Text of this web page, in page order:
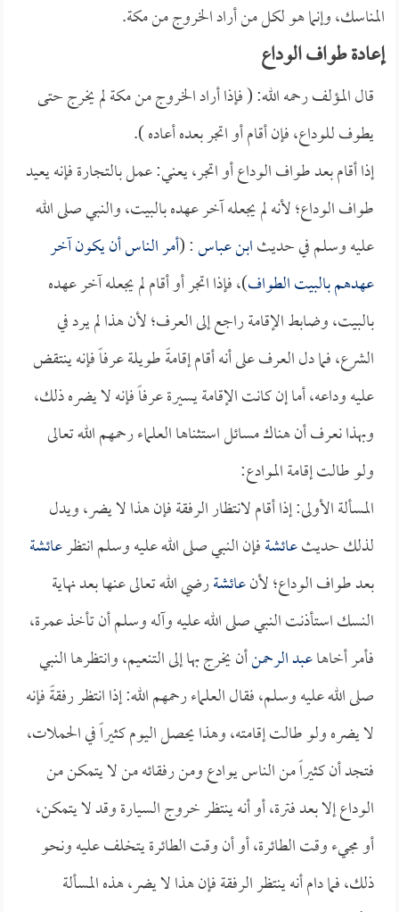
المناسك، وإنما هو لكل من أراد الخروج من مكة.
إعادة طواف الوداع
قال المؤلف رحمه الله: ( فإذا أراد الخروج من مكة لم يخرج حتى
يطوف للوداع، فإن أقام أو اتجر بعده أعاده ).
إذا أقام بعد طواف الوداع أو اتجر، يعني: عمل بالتجارة فإنه يعيد
طواف الوداع؛ لأنه لم يجعله آخر عهده بالبيت، والنبي صلى الله
عليه وسلم في حديثابن عباس: (أمر الناس أن يكون آخر
عهدهم بالبيت الطواف)، فإذا اتجر أو أقام لم يجعله آخر عهده
بالبيت، وضابط الإقامة راجع إلى العرف؛ لأن هذا لم يرد في
الشرع، فما دل العرف على أنه أقام إقامةً طويلة عرفاً فإنه ينتقض
عليه وداعه، أما إن كانت الإقامة يسيرة عرفاً فإنه لا يضره ذلك،
وبهذا نعرف أن هناك مسائل استثناها العلماء رحمهم الله تعالى
ولو طالت إقامة الموادع:
المسألة الأولى: إذا أقام لانتظار الرفقة فإن هذا لا يضر، ويدل
لذلك حديثعائشةفإن النبي صلى الله عليه وسلم انتظرعائشة
بعد طواف الوداع؛ لأنعائشةرضي الله تعالى عنها بعد نهاية
النسك استأذنت النبي صلى الله عليه وآله وسلم أن تأخذ عمرة،
فأمر أخاهاعبد الرحمنأن يخرج بها إلى التنعيم، وانتظرها النبي
صلى الله عليه وسلم، فقال العلماء رحمهم الله: إذا انتظر رفقةً فإنه
لا يضره ولو طالت إقامته، وهذا يحصل اليوم كثيراً في الحملات،
فتجد أن كثيراً من الناس يوادع ومن رفقائه من لا يتمكن من
الوداع إلا بعد فترة، أو أنه ينتظر خروج السيارة وقد لا يتمكن،
أو مجيء وقت الطائرة، أو أن وقت الطائرة يتخلف عليه ونحو
ذلك، فما دام أنه ينتظر الرفقة فإن هذا لا يضر، هذه المسألة